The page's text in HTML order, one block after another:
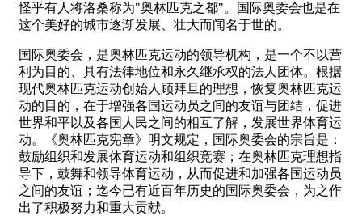
怪乎有人将洛桑称为"奥林匹克之都"。国际奥委会也是在
这个美好的城市逐渐发展、壮大而闻名于世的。
国际奥委会，是奥林匹克运动的领导机构，是一个不以营
利为目的、具有法律地位和永久继承权的法人团体。根据
现代奥林匹克运动创始人顾拜旦的理想，恢复奥林匹克运
动的目的，在于增强各国运动员之间的友谊与团结，促进
世界和平以及各国人民之间的相互了解，发展世界体育运
动。《奥林匹克宪章》明文规定，国际奥委会的宗旨是：
鼓励组织和发展体育运动和组织竞赛；在奥林匹克理想指
导下，鼓舞和领导体育运动，从而促进和加强各国运动员
之间的友谊；迄今已有近百年历史的国际奥委会，为之作
出了积极努力和重大贡献。